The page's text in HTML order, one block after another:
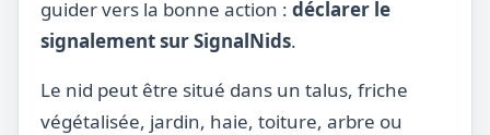
guider vers la bonne action : déclarer le
signalement sur SignalNids.
Le nid peut être situé dans un talus, friche
végétalisée, jardin, haie, toiture, arbre ou